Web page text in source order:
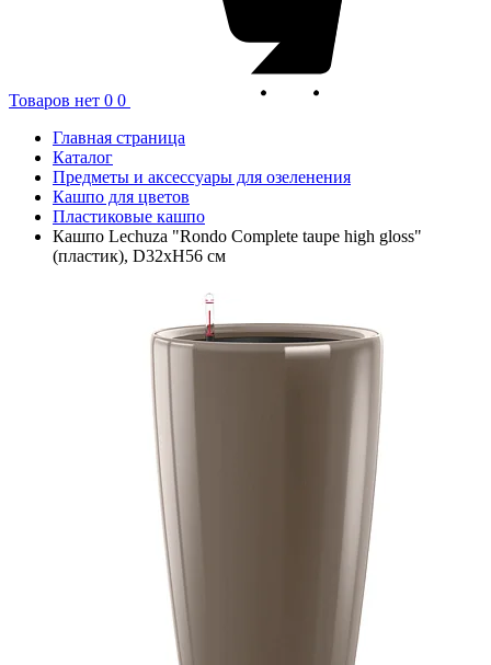
Товаров нет 0 0
Главная страница
Каталог
Предметы и аксессуары для озеленения
Кашпо для цветов
Пластиковые кашпо
Кашпо Lechuza "Rondo Complete taupe high gloss"
(пластик), D32xH56 см